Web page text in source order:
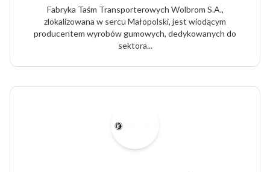
Fabryka Taśm Transporterowych Wolbrom S.A.,
zlokalizowana w sercu Małopolski, jest wiodącym
producentem wyrobów gumowych, dedykowanych do
sektora...